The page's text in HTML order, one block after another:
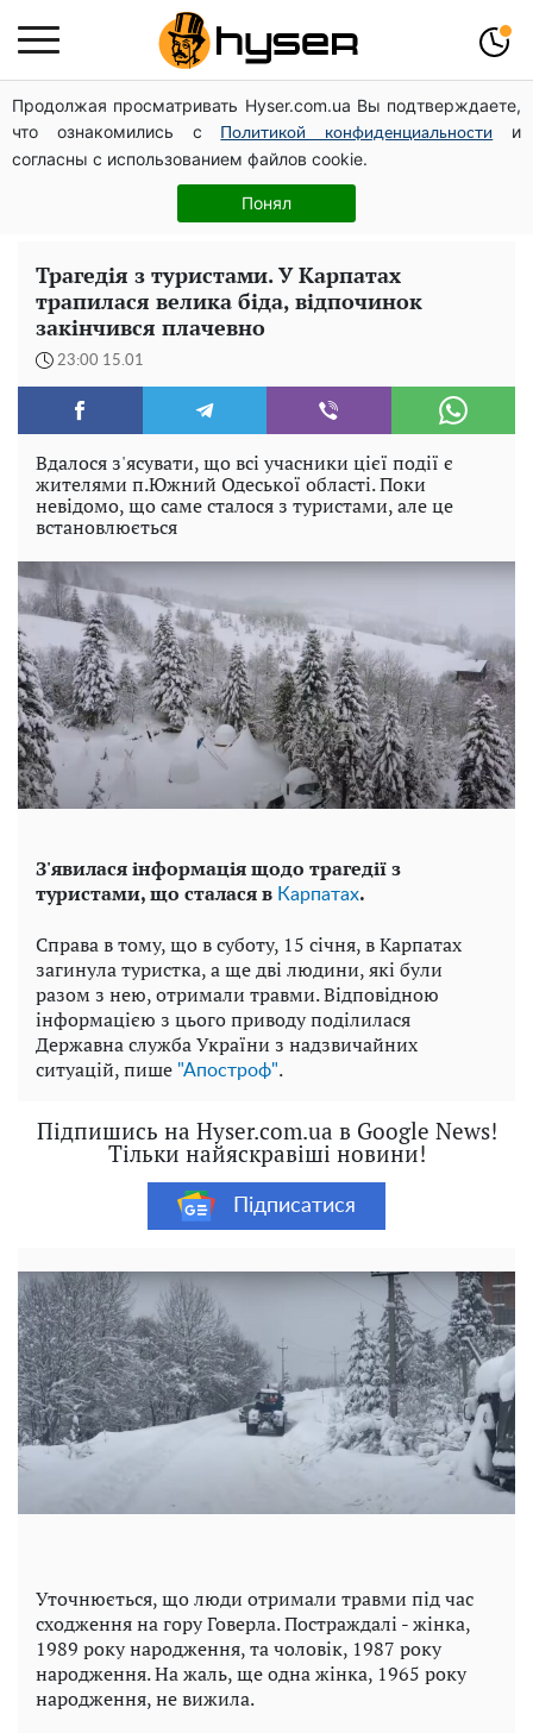
Продолжая просматривать Hyser.com.ua Вы подтверждаете,
что ознакомились с
Политикой конфиденциальности
и
согласны с использованием файлов cookie.
Понял
Дрони із націнкою: Олександр Конотопський вивів
мільйони оборонного бюджету через фіктивну фірму в
Естонії
Повністю гола Анна Трінчер блиснула "принадами":
таких розмірів ви ще не бачили
Трагедія з туристами. У Карпатах
трапилася велика біда, відпочинок
закінчився плачевно
23:00 15.01
Вдалося з'ясувати, що всі учасники цієї події є
жителями п.Южний Одеської області. Поки
невідомо, що саме сталося з туристами, але це
встановлюється
З'явилася інформація щодо трагедії з
туристами, що сталася в Карпатах.
Справа в тому, що в суботу, 15 січня, в Карпатах
загинула туристка, а ще дві людини, які були
разом з нею, отримали травми. Відповідною
інформацією з цього приводу поділилася
Державна служба України з надзвичайних
ситуацій, пише "Апостроф".
Підпишись на Hyser.com.ua в Google News!
Тільки найяскравіші новини!
Підписатися
Уточнюється, що люди отримали травми під час
сходження на гору Говерла. Постраждалі - жінка,
1989 року народження, та чоловік, 1987 року
народження. На жаль, ще одна жінка, 1965 року
народження, не вижила.